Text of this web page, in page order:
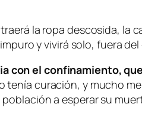
la ropa descosida,
y vivirá solo, fuera
con el confinamiento,
curación, y mucho
a esperar su